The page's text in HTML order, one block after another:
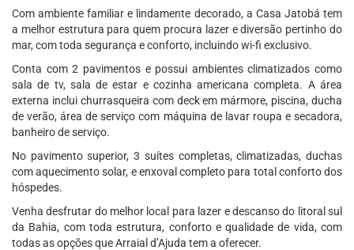
Com ambiente familiar e lindamente decorado, a Casa Jatobá tem
a melhor estrutura para quem procura lazer e diversão pertinho do
mar, com toda segurança e conforto, incluindo wi-fi exclusivo.
Conta com 2 pavimentos e possui ambientes climatizados como
sala de tv, sala de estar e cozinha americana completa. A área
externa inclui churrasqueira com deck em mármore, piscina, ducha
de verão, área de serviço com máquina de lavar roupa e secadora,
banheiro de serviço.
No pavimento superior, 3 suítes completas, climatizadas, duchas
com aquecimento solar, e enxoval completo para total conforto dos
hóspedes.
Venha desfrutar do melhor local para lazer e descanso do litoral sul
da Bahia, com toda estrutura, conforto e qualidade de vida, com
todas as opções que Arraial d’Ajuda tem a oferecer.